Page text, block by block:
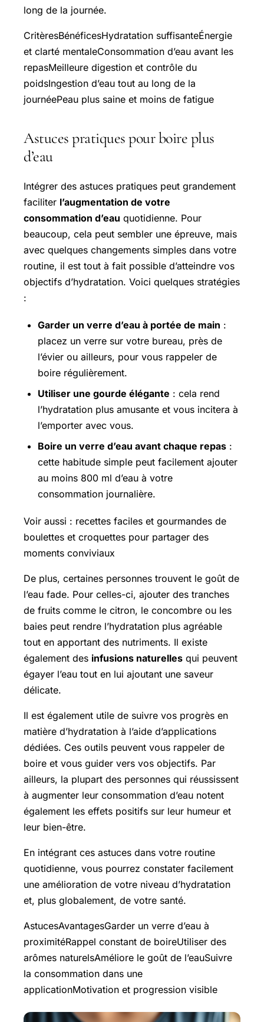
long de la journée.
CritèresBénéficesHydratation suffisanteÉnergie
et clarté mentaleConsommation d’eau avant les
repasMeilleure digestion et contrôle du
poidsIngestion d’eau tout au long de la
journéePeau plus saine et moins de fatigue
Astuces pratiques pour boire plus
d’eau
Intégrer des astuces pratiques peut grandement
faciliter l’augmentation de votre
consommation d’eau quotidienne. Pour
beaucoup, cela peut sembler une épreuve, mais
avec quelques changements simples dans votre
routine, il est tout à fait possible d’atteindre vos
objectifs d’hydratation. Voici quelques stratégies
:
Garder un verre d’eau à portée de main :
placez un verre sur votre bureau, près de
l’évier ou ailleurs, pour vous rappeler de
boire régulièrement.
Utiliser une gourde élégante : cela rend
l’hydratation plus amusante et vous incitera à
l’emporter avec vous.
Boire un verre d’eau avant chaque repas :
cette habitude simple peut facilement ajouter
au moins 800 ml d’eau à votre
consommation journalière.
Voir aussi : recettes faciles et gourmandes de
boulettes et croquettes pour partager des
moments conviviaux
De plus, certaines personnes trouvent le goût de
l’eau fade. Pour celles-ci, ajouter des tranches
de fruits comme le citron, le concombre ou les
baies peut rendre l’hydratation plus agréable
tout en apportant des nutriments. Il existe
également des infusions naturelles qui peuvent
égayer l’eau tout en lui ajoutant une saveur
délicate.
Il est également utile de suivre vos progrès en
matière d’hydratation à l’aide d’applications
dédiées. Ces outils peuvent vous rappeler de
boire et vous guider vers vos objectifs. Par
ailleurs, la plupart des personnes qui réussissent
à augmenter leur consommation d’eau notent
également les effets positifs sur leur humeur et
leur bien-être.
En intégrant ces astuces dans votre routine
quotidienne, vous pourrez constater facilement
une amélioration de votre niveau d’hydratation
et, plus globalement, de votre santé.
AstucesAvantagesGarder un verre d’eau à
proximitéRappel constant de boireUtiliser des
arômes naturelsAméliore le goût de l’eauSuivre
la consommation dans une
applicationMotivation et progression visible